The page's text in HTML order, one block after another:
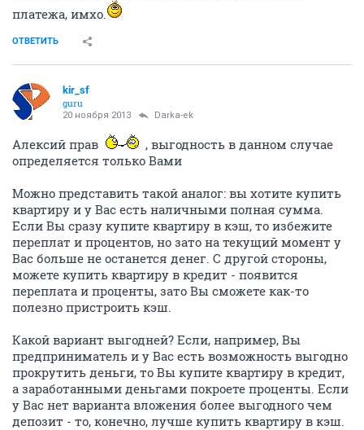
платежа, имхо.
ОТВЕТИТЬ
kir_sf
guru
20 ноября 2013 Darka-ek
Алексий прав
, выгодность в данном случае
определяется только Вами
Можно представить такой аналог: вы хотите купить
квартиру и у Вас есть наличными полная сумма.
Если Вы сразу купите квартиру в кэш, то избежите
переплат и процентов, но зато на текущий момент у
Вас больше не останется денег. С другой стороны,
можете купить квартиру в кредит - появится
переплата и проценты, зато Вы сможете как-то
полезно пристроить кэш.
Какой вариант выгодней? Если, например, Вы
предприниматель и у Вас есть возможность выгодно
прокрутить деньги, то Вы купите квартиру в кредит,
а заработанными деньгами покроете проценты. Если
у Вас нет варианта вложения более выгодного чем
депозит - то, конечно, лучше купить квартиру в кэш.